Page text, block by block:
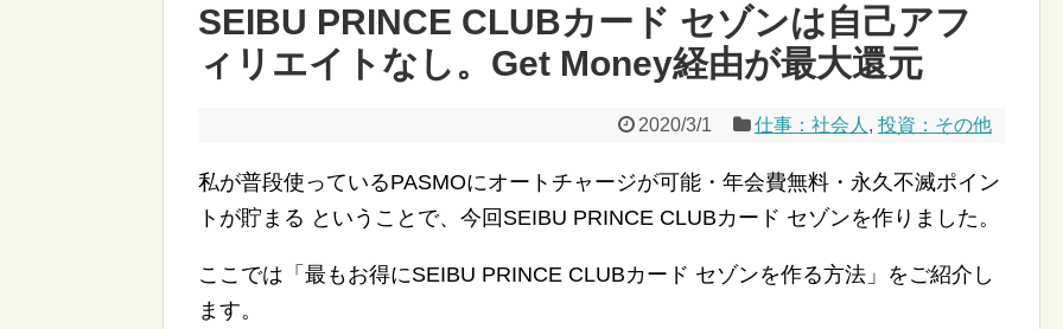
SEIBU PRINCE CLUBカード セゾンは自己アフ
ィリエイトなし。Get Money経由が最大還元
2020/3/1 仕事：社会人 , 投資：その他
私が普段使っているPASMOにオートチャージが可能・年会費無料・永久不滅ポイン
トが貯まる ということで、今回SEIBU PRINCE CLUBカード セゾンを作りました。
ここでは「最もお得にSEIBU PRINCE CLUBカード セゾンを作る方法」をご紹介し
ます。